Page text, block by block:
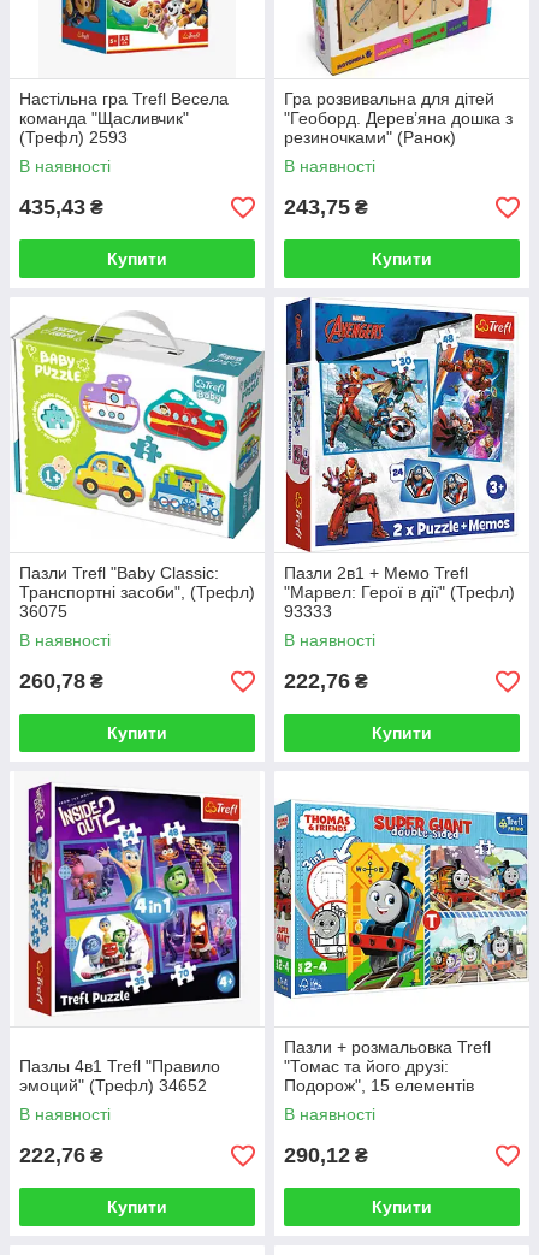
Настільна гра Trefl Весела
команда "Щасливчик"
(Трефл) 2593
В наявності
435,43 ₴
Купити
Гра розвивальна для дітей
"Геоборд. Дерев’яна дошка з
резиночками" (Ранок)
В наявності
243,75 ₴
Купити
Пазли Trefl "Baby Classic:
Транспортні засоби", (Трефл)
36075
В наявності
260,78 ₴
Купити
Пазли 2в1 + Мемо Trefl
"Марвел: Герої в дії" (Трефл)
93333
В наявності
222,76 ₴
Купити
Пазлы 4в1 Trefl "Правило
эмоций" (Трефл) 34652
В наявності
222,76 ₴
Купити
Пазли + розмальовка Trefl
"Томас та його друзі:
Подорож", 15 елементів
SUPER GIANT (Трефл) 42008
В наявності
290,12 ₴
Купити